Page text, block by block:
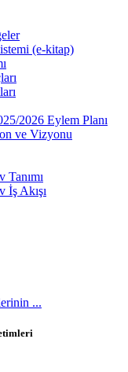
(e-kitap)
2026 Eylem Planı
ve Vizyonu
Tanımı
İş Akışı
...